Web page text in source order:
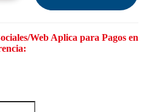
Web Aplica para Pagos en